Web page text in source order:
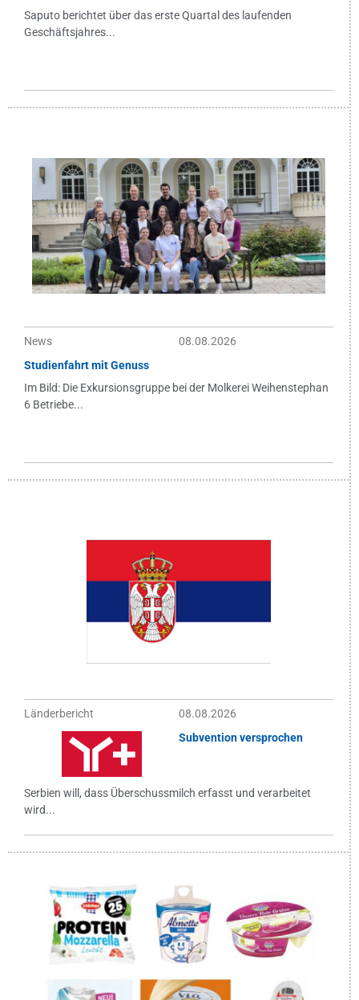
Saputo berichtet über das erste Quartal des laufenden
Geschäftsjahres...
News
08.08.2026
Studienfahrt mit Genuss
Im Bild: Die Exkursionsgruppe bei der Molkerei Weihenstephan
6 Betriebe...
Länderbericht
08.08.2026
Subvention versprochen
Serbien will, dass Überschussmilch erfasst und verarbeitet
wird...